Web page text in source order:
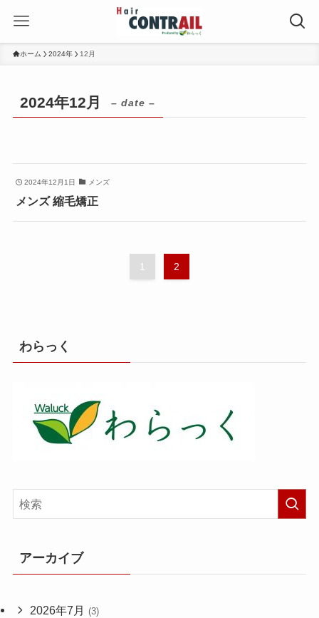
ホーム 2024年 12月
2024年12月 – date –
2024年12月1日 メンズ
メンズ 縮毛矯正
1 2
わらっく
アーカイブ
2026年7月 (3)